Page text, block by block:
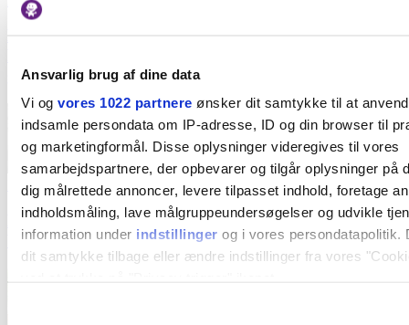
Ansvarlig brug af dine data
Vi og vores 1022 partnere ønsker dit samtykke til at
indsamle persondata om IP-adresse, ID og din browser til
og marketingformål. Disse oplysninger videregives til vores
samarbejdspartnere, der opbevarer og tilgår oplysninger på
dig målrettede annoncer, levere tilpasset indhold, foretage
indholdsmåling, lave målgruppeundersøgelser og udvikle
information under indstillinger og i vores
dit samtykke tilbage eller ændre indstillinger fra vores
goodiebag
Kultur
Billetterne ryger hurtigt: Se de legendariske Star
Wars-film i Kuppelsal på 300 m² stort lærred